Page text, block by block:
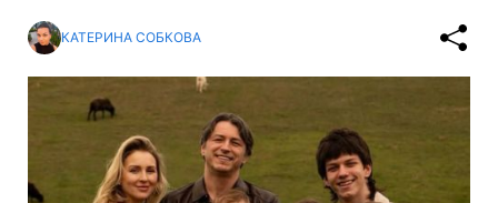
КАТЕРИНА СОБКОВА